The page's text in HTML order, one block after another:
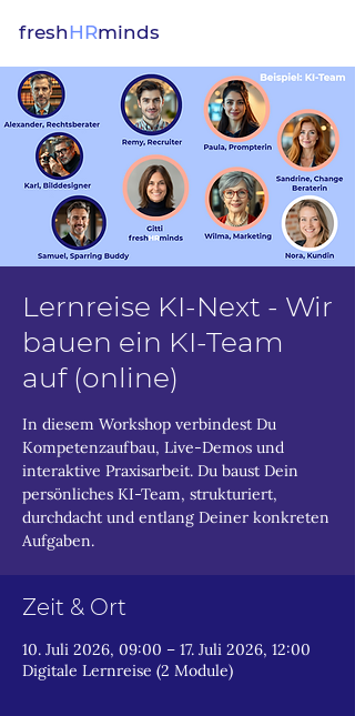
freshHRminds
Lernreise KI-Next - Wir
bauen ein KI-Team
auf (online)
In diesem Workshop verbindest Du
Kompetenzaufbau, Live-Demos und
interaktive Praxisarbeit. Du baust Dein
persönliches KI-Team, strukturiert,
durchdacht und entlang Deiner konkreten
Aufgaben.
Zeit & Ort
10. Juli 2026, 09:00 – 17. Juli 2026, 12:00
Digitale Lernreise (2 Module)